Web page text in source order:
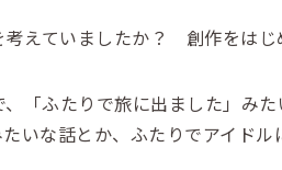
考えていましたか？ 創作をはじ
「ふたりで旅に出ました」み
いな話とか、ふたりでアイド